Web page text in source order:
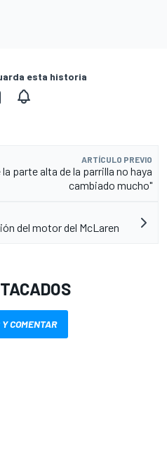
esta historia
ARTÍCULO PREVIO
parte alta de la parrilla no haya
cambiado mucho"
del motor del McLaren
COMENTAR